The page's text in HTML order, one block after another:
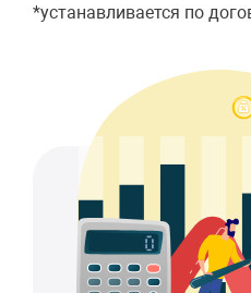
*устанавливается по